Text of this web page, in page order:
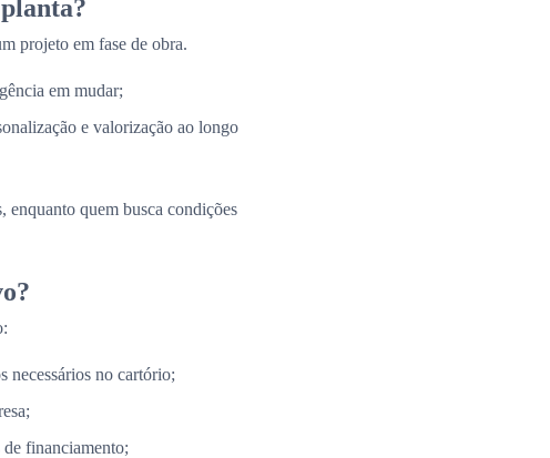
projeto em fase de obra.
em mudar;
e valorização ao longo
enquanto quem busca condições
necessários no cartório;
de financiamento;